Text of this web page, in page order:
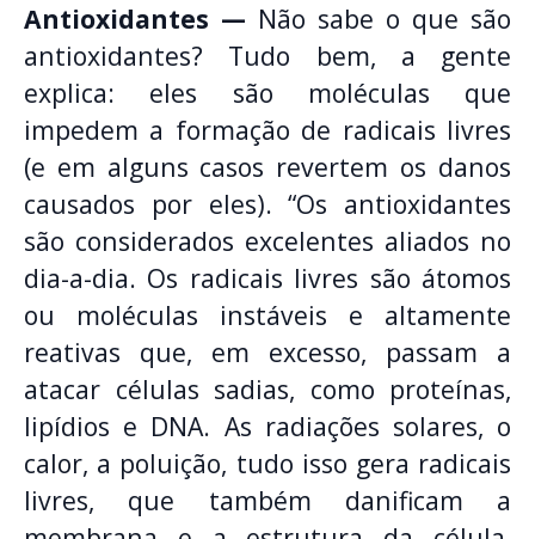
Antioxidantes — Não sabe o que são
antioxidantes? Tudo bem, a gente
explica: eles são moléculas que
impedem a formação de radicais livres
(e em alguns casos revertem os danos
causados por eles). “Os antioxidantes
são considerados excelentes aliados no
dia-a-dia. Os radicais livres são átomos
ou moléculas instáveis e altamente
reativas que, em excesso, passam a
atacar células sadias, como proteínas,
lipídios e DNA. As radiações solares, o
calor, a poluição, tudo isso gera radicais
livres, que também danificam a